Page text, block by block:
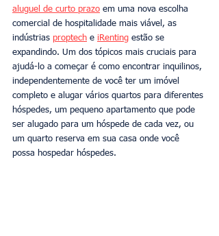
aluguel de curto prazo em uma nova escolha
comercial de hospitalidade mais viável, as
indústrias proptech e iRenting estão se
expandindo. Um dos tópicos mais cruciais para
ajudá-lo a começar é como encontrar inquilinos,
independentemente de você ter um imóvel
completo e alugar vários quartos para diferentes
hóspedes, um pequeno apartamento que pode
ser alugado para um hóspede de cada vez, ou
um quarto reserva em sua casa onde você
possa hospedar hóspedes.